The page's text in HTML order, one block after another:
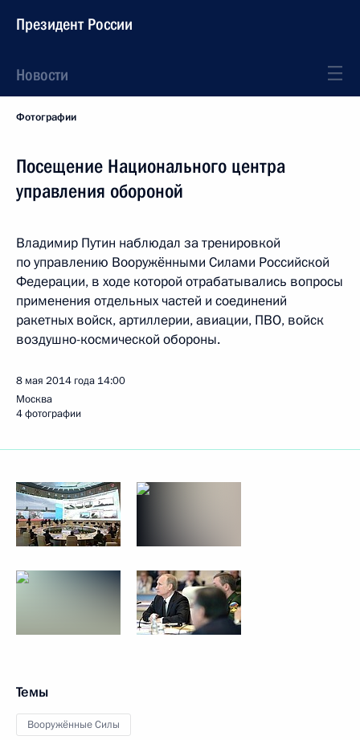
Президент России
Новости
Фотографии
Посещение Национального центра
управления обороной
Владимир Путин наблюдал за тренировкой
по управлению Вооружёнными Силами Российской
Федерации, в ходе которой отрабатывались вопросы
применения отдельных частей и соединений
ракетных войск, артиллерии, авиации, ПВО, войск
воздушно-космической обороны.
8 мая 2014 года 14:00
Москва
4 фотографии
Темы
Вооружённые Силы